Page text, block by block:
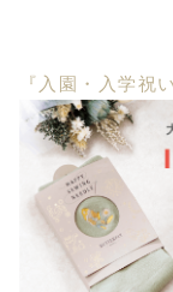
『入園・入学祝